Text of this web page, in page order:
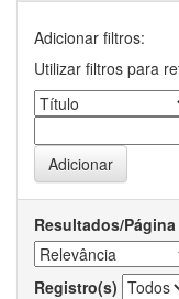
Adicionar filtros:
Utilizar filtros para
Resultados/Página
Registro(s)